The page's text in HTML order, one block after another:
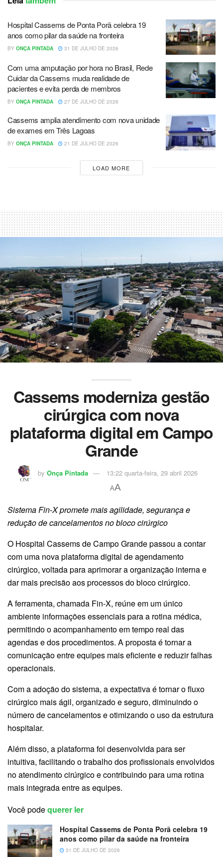
Hospital Cassems de Ponta Porã celebra 19
anos como pilar da saúde na fronteira
BY ONÇA PINTADA 31 DE JULHO DE 2026
Com uma amputação por hora no Brasil, Rede
Cuidar da Cassems muda realidade de
pacientes e evita perda de membros
BY ONÇA PINTADA 27 DE JULHO DE 2026
Cassems amplia atendimento com nova unidade
de exames em Três Lagoas
BY ONÇA PINTADA 21 DE JULHO DE 2026
LOAD MORE
Cassems moderniza gestão
cirúrgica com nova
plataforma digital em Campo
Grande
by Onça Pintada 13:22 quarta-feira, 29 abril 2026
AA
Sistema Fin-X promete mais agilidade, segurança e
redução de cancelamentos no bloco cirúrgico
O Hospital Cassems de Campo Grande passou a contar
com uma nova plataforma digital de agendamento
cirúrgico, voltada para aprimorar a organização interna e
dar mais precisão aos processos do bloco cirúrgico.
A ferramenta, chamada Fin-X, reúne em um único
ambiente informações essenciais para a rotina médica,
permitindo o acompanhamento em tempo real das
agendas e dos procedimentos. A proposta é tornar a
comunicação entre equipes mais eficiente e reduzir falhas
operacionais.
Com a adoção do sistema, a expectativa é tornar o fluxo
cirúrgico mais ágil, organizado e seguro, diminuindo o
número de cancelamentos e otimizando o uso da estrutura
hospitalar.
Além disso, a plataforma foi desenvolvida para ser
intuitiva, facilitando o trabalho dos profissionais envolvidos
no atendimento cirúrgico e contribuindo para uma rotina
mais integrada entre as equipes.
Você podequerer ler
Hospital Cassems de Ponta Porã celebra 19
anos como pilar da saúde na fronteira
31 DE JULHO DE 2026